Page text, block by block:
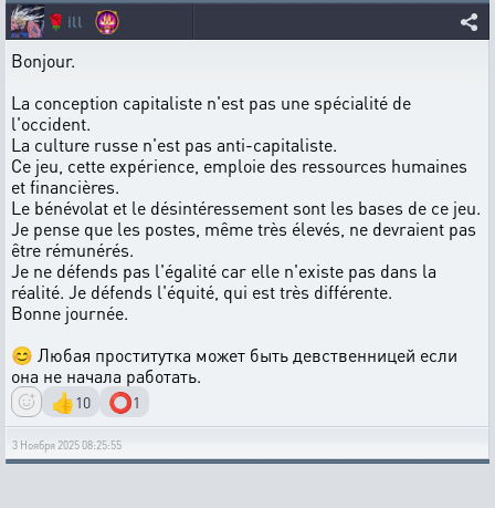
🌹 ill
Bonjour.
La conception capitaliste n'est pas une spécialité de
l'occident.
La culture russe n'est pas anti-capitaliste.
Ce jeu, cette expérience, emploie des ressources humaines
et financières.
Le bénévolat et le désintéressement sont les bases de ce jeu.
Je pense que les postes, même très élevés, ne devraient pas
être rémunérés.
Je ne défends pas l'égalité car elle n'existe pas dans la
réalité. Je défends l'équité, qui est très différente.
Bonne journée.
😊 Любая проститутка может быть девственницей если
она не начала работать.
👍10 ⭕1
3 Ноября 2025 08:25:55